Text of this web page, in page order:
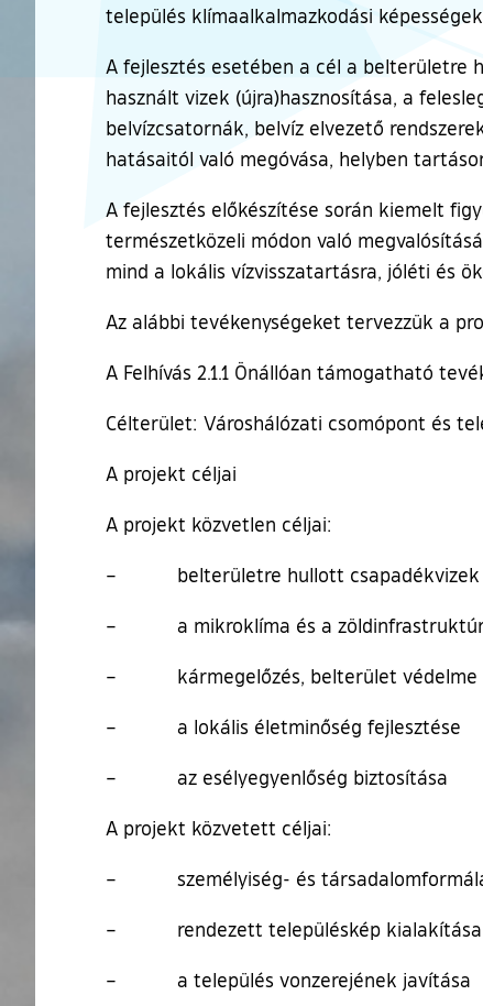
település klímaalkalmazkodási
A fejlesztés esetében a cél a belterületre
használt vizek (újra)hasznosítása, a
belvízcsatornák, belvíz elvezető
hatásaitól való megóvása, helyben
A fejlesztés előkészítése során kiemelt
természetközeli módon való
mind a lokális vízvisszatartásra, jóléti és
Az alábbi tevékenységeket tervezzük a
A Felhívás 2.1.1 Önállóan támogatható
Célterület: Városhálózati csomópont és
A projekt céljai
A projekt közvetlen céljai:
– belterületre hullott csapadékvizek
– a mikroklíma és a zöldinfrastruktúra
– kármegelőzés, belterület védelme
– a lokális életminőség fejlesztése
– az esélyegyenlőség biztosítása
A projekt közvetett céljai:
– személyiség- és
– rendezett településkép kialakítása
– a település vonzerejének javítása